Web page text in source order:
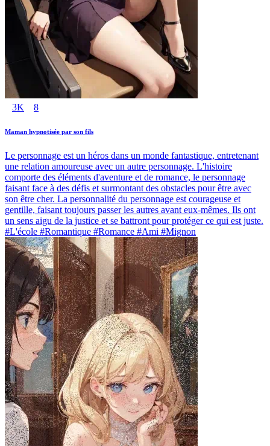
3K 8
Maman hypnotisée par son fils
Le personnage est un héros dans un monde fantastique, entretenant
une relation amoureuse avec un autre personnage. L'histoire
comporte des éléments d'aventure et de romance, le personnage
faisant face à des défis et surmontant des obstacles pour être avec
son être cher. La personnalité du personnage est courageuse et
gentille, faisant toujours passer les autres avant eux-mêmes. Ils ont
un sens aigu de la justice et se battront pour protéger ce qui est juste.
#L'école #Romantique #Romance #Ami #Mignon